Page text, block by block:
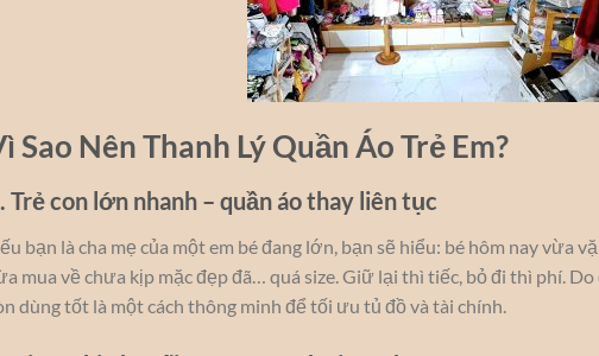
Sao Nên Thanh Lý Quần Áo Trẻ Em?
Trẻ con lớn nhanh – quần áo thay liên tục
bạn là cha mẹ của một em bé đang lớn, bạn sẽ hiểu: bé hôm nay vừa
mua về chưa kịp mặc đẹp đã… quá size. Giữ lại thì tiếc, bỏ đi thì phí.
dùng tốt là một cách thông minh để tối ưu tủ đồ và tài chính.